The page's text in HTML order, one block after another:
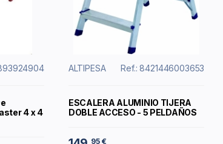
4 x 4
ALTIPESA Ref.: 8421446003653
ESCALERA ALUMINIO TIJERA
DOBLE ACCESO - 5 PELDAÑOS
95 €